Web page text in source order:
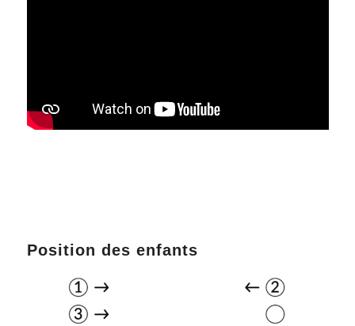
Position des enfants